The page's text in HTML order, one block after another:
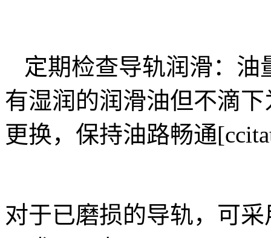
定期检查导轨润滑：
有湿润的润滑油但不滴
更换，保持油路畅通
对于已磨损的导轨，可